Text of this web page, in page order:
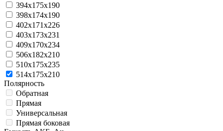
394x175x190
398x174x190
402x171x226
403x173x231
409x170x234
506x182x210
510x175x235
514x175x210
Полярность
Обратная
Прямая
Универсальная
Прямая боковая